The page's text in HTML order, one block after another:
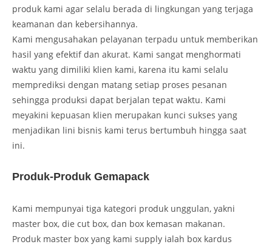
produk kami agar selalu berada di lingkungan yang terjaga
keamanan dan kebersihannya.
Kami mengusahakan pelayanan terpadu untuk memberikan
hasil yang efektif dan akurat. Kami sangat menghormati
waktu yang dimiliki klien kami, karena itu kami selalu
memprediksi dengan matang setiap proses pesanan
sehingga produksi dapat berjalan tepat waktu. Kami
meyakini kepuasan klien merupakan kunci sukses yang
menjadikan lini bisnis kami terus bertumbuh hingga saat
ini.
Produk-Produk Gemapack
Kami mempunyai tiga kategori produk unggulan, yakni
master box, die cut box, dan box kemasan makanan.
Produk master box yang kami supply ialah box kardus